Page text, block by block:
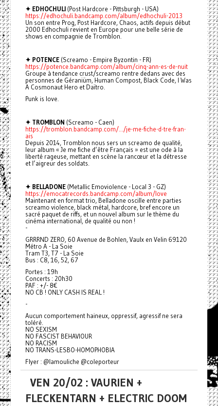
✦ EDHOCHULI(Post Hardcore - Pittsburgh - USA)
https://edhochuli.bandcamp.com/album/edhochuli-2013
Un son entre Prog, Post Hardcore, Chaos, actifs depuis début
2000 Edhochuli revient en Europe pour une belle série de
shows en compagnie de Tromblon.
✦ POTENCE(Screamo - Empire Byzontin - FR)
https://potence.bandcamp.com/album/cinq-ann-es-de-nuit
Groupe à tendance crust/screamo rentre dedans avec des
personnes de Géraniüm, Human Compost, Black Code, I Was
A Cosmonaut Hero et Daïtro.
Punk is love.
✦ TROMBLON (Screamo - Caen)
https://tromblon.bandcamp.com/.../je-me-fiche-d-tre-fran-
ais
Depuis 2014, Tromblon nous sers un screamo de qualité,
leur album « Je me fiche d’être Français » est une ode à la
liberté rageuse, mettant en scène la rancœur et la détresse
et l’aigreur des soldats.
✦ BELLADONE(Metallic Emoviolence - Local 3 - GZ)
https://emocatrecords.bandcamp.com/album/love
Maintenant en format trio, Belladone oscille entre parties
screamo violence, black métal, hardcore, bref encore un
sacré paquet de riffs, et un nouvel album sur le thème du
cinéma international, de qualité ou non !
-
GRRRND ZERO, 60 Avenue de Bohlen, Vaulx en Velin 69120
Métro A - La Soie
Tram T3, T7 - La Soie
Bus : C8, 16, 52, 67
Portes : 19h
Concerts : 20h30
PAF : +/- 8€
NO CB ! ONLY CASH IS REAL !
-
Aucun comportement haineux, oppressif, agressif ne sera
toléré.
NO SEXISM
NO FASCIST BEHAVIOUR
NO RACISM
NO TRANS-LESBO-HOMOPHOBIA
Flyer : @lamouliche @coleporteur
VEN 20/02 : VAURIEN +
FLECKENTARN + ELECTRIC DOOM